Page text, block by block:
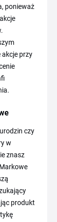
ponieważ
akcje przy
czy
w
znasz
produkt